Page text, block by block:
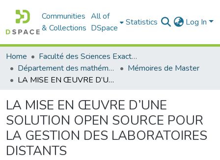
Communities
& Collections
All of
DSpace
Statistics Log In
Home
Faculté des Sciences Exactes et de l'Informatique
Département des mathématiques et informatique
Mémoires de Master
LA MISE EN ŒUVRE D’UNE SOLUTION OPEN SOURCE POUR LA GESTION DES LABORATOIRES DISTANTS
LA MISE EN ŒUVRE D’UNE
SOLUTION OPEN SOURCE POUR
LA GESTION DES LABORATOIRES
DISTANTS